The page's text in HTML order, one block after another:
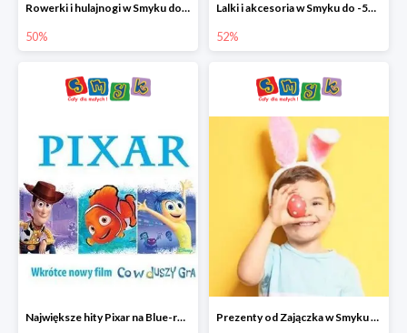
Rowerki i hulajnogi w Smyku do -50%
50%
Lalki i akcesoria w Smyku do -52%
52%
Największe hity Pixar na Blue-rey i DVD w Smyku - drugi film -50% Prezenty od Zajączka w Smyku do -50%